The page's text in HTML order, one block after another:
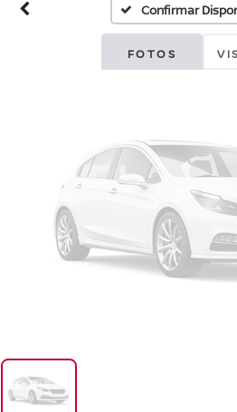
Confirmar
FOTOS
Por favor,